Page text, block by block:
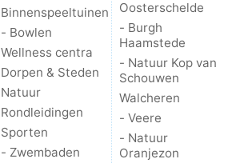
Binnenspeeltuinen
- Bowlen
Wellness centra
Dorpen & Steden
Natuur
Rondleidingen
Sporten
- Zwembaden
Oosterschelde
- Burgh
Haamstede
- Natuur Kop van
Schouwen
Walcheren
- Veere
- Natuur
Oranjezon